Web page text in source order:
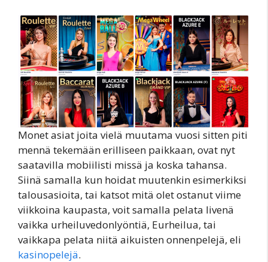
Monet asiat joita vielä muutama vuosi sitten piti
mennä tekemään erilliseen paikkaan, ovat nyt
saatavilla mobiilisti missä ja koska tahansa.
Siinä samalla kun hoidat muutenkin esimerkiksi
talousasioita, tai katsot mitä olet ostanut viime
viikkoina kaupasta, voit samalla pelata livenä
vaikka urheiluvedonlyöntiä, Eurheilua, tai
vaikkapa pelata niitä aikuisten onnenpelejä, eli
kasinopelejä.